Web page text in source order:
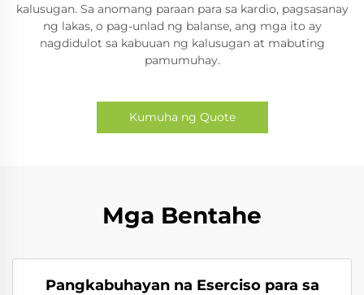
kalusugan. Sa anomang paraan para sa kardio, pagsasanay
ng lakas, o pag-unlad ng balanse, ang mga ito ay
nagdidulot sa kabuuan ng kalusugan at mabuting
pamumuhay.
Kumuha ng Quote
Mga Bentahe
Pangkabuhayan na Eserciso para sa